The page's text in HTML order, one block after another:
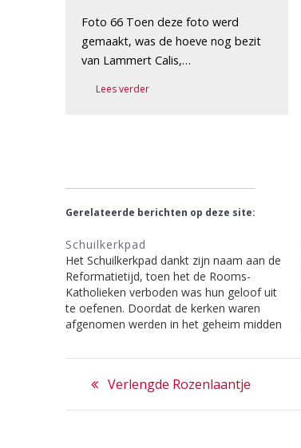
Foto 66 Toen deze foto werd
gemaakt, was de hoeve nog bezit
van Lammert Calis,…
Lees verder
Gerelateerde berichten op deze site:
Schuilkerkpad
Het Schuilkerkpad dankt zijn naam aan de
Reformatietijd, toen het de Rooms-
Katholieken verboden was hun geloof uit
te oefenen. Doordat de kerken waren
afgenomen werden in het geheim midden
Deze bijeenkomst geschiedde in een
Ook uit Hilversum kwamen…
Bericht
navigatie
Previous
Verlengde Rozenlaantje